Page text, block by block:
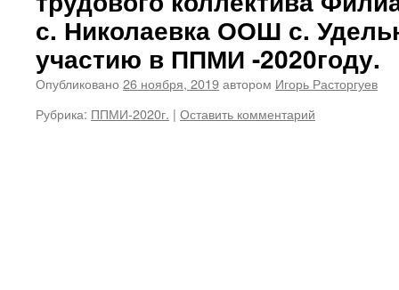
с. Николаевка ООШ с.
участию в ППМИ -2020году.
Опубликовано 26 ноября, 2019автором Игорь Расторгуев
Рубрика: ППМИ-2020г. | Оставить комментарий